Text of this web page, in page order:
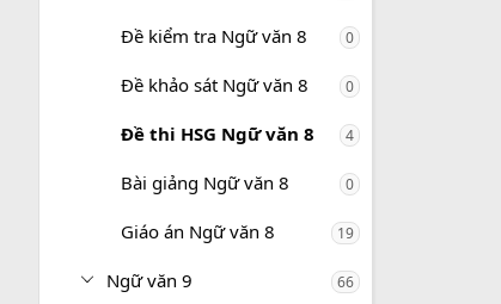
Đề kiểm tra Ngữ văn 8 0
Đề khảo sát Ngữ văn 8 0
Đề thi HSG Ngữ văn 8 4
Bài giảng Ngữ văn 8 0
Giáo án Ngữ văn 8 19
Ngữ văn 9 66